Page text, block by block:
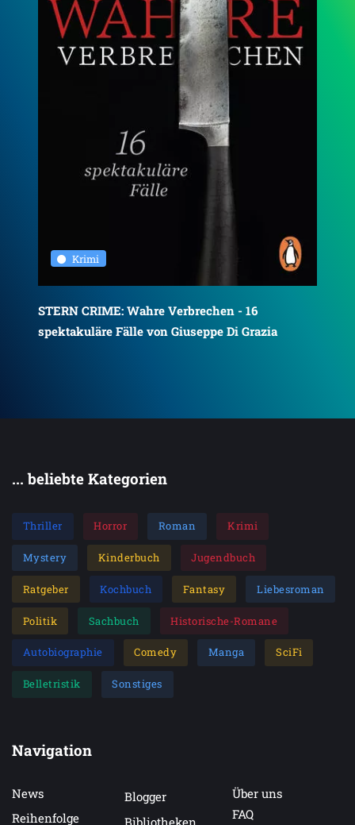
Krimi
STERN CRIME: Wahre Verbrechen - 16
spektakuläre Fälle von Giuseppe Di Grazia
... beliebte Kategorien
Thriller Horror Roman Krimi
Mystery Kinderbuch Jugendbuch
Ratgeber Kochbuch Fantasy Liebesroman
Politik Sachbuch Historische-Romane
Autobiographie Comedy Manga SciFi
Belletristik Sonstiges
Navigation
News
Reihenfolge
Blogger
Bibliotheken
Über uns
FAQ